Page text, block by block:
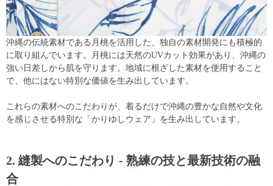
沖縄の伝統素材である月桃を活用した、独自の素材開発にも積極的
に取り組んでいます。月桃には天然のUVカット効果があり、沖縄の
強い日差しから肌を守ります。地域に根ざした素材を使用すること
で、他にはない特別な価値を生み出しています。
これらの素材へのこだわりが、着るだけで沖縄の豊かな自然や文化
を感じさせる特別な「かりゆしウェア」を生み出しています。
2. 縫製へのこだわり - 熟練の技と最新技術の融
合